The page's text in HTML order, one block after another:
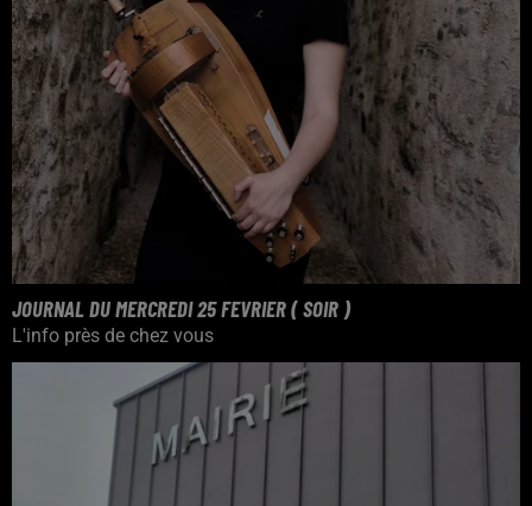
JOURNAL DU MERCREDI 25 FEVRIER ( SOIR )
L'info près de chez vous